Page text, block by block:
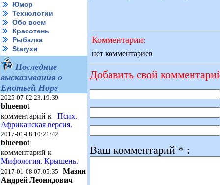
Юмор
Технологии
Обо всем
Красотень
Рыбалка
Starухи
Последние
высказывания о
Енотьей Норе
2025-07-02 23:19:39
blueenot
комментарий к Псих.
Африканская версия.
2017-01-08 10:21:42
blueenot
комментарий к
Мифология. Крышень.
2017-01-08 07:05:35 Мазин
Андрей Леонидович
Комментарии:
нет комментариев
Добавить свой
Ваш комментарий * :